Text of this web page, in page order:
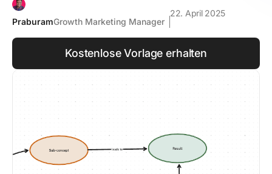
PraburamGrowth Marketing Manager
22. April 2025
Kostenlose Vorlage erhalten